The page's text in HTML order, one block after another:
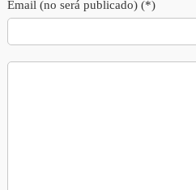
Email (no será publicado) (*)